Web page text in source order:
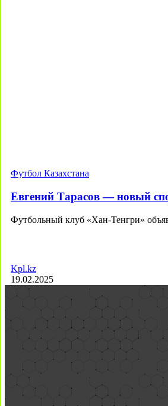
Футбол Казахстана
Евгений Тарасов — новый
Футбольный клуб «Хан-Тенгри»
Kpl.kz
19.02.2025